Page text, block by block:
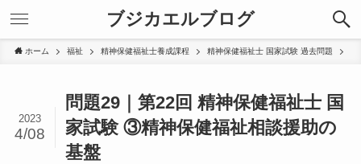
ブジカエルブログ
ホーム 福祉 精神保健福祉士養成課程 精神保健福祉士 国家試験 過去問題
問題29｜第22回 精神保健福祉士 国
家試験 ③精神保健福祉相談援助の
基盤
2023
4/08